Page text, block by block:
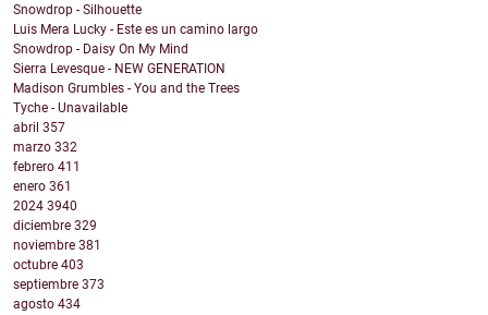
Snowdrop - Silhouette
Luis Mera Lucky - Este es un camino largo
Snowdrop - Daisy On My Mind
Sierra Levesque - NEW GENERATION
Madison Grumbles - You and the Trees
Tyche - Unavailable
abril 357
marzo 332
febrero 411
enero 361
2024 3940
diciembre 329
noviembre 381
octubre 403
septiembre 373
agosto 434